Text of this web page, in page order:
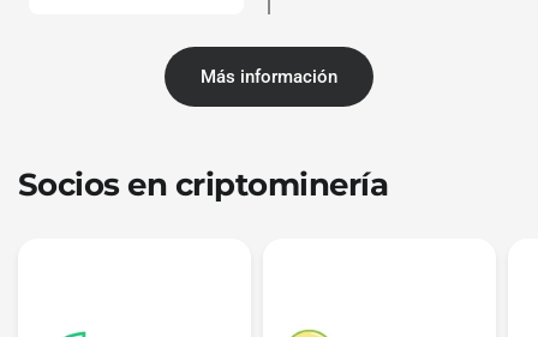
Más información
Socios en criptominería